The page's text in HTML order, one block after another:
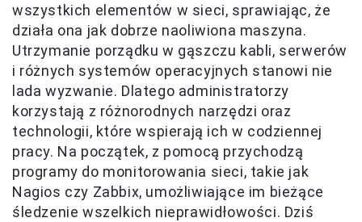
wszystkich elementów w sieci, sprawiając, że
działa ona jak dobrze naoliwiona maszyna.
Utrzymanie porządku w gąszczu kabli, serwerów
i różnych systemów operacyjnych stanowi nie
lada wyzwanie. Dlatego administratorzy
korzystają z różnorodnych narzędzi oraz
technologii, które wspierają ich w codziennej
pracy. Na początek, z pomocą przychodzą
programy do monitorowania sieci, takie jak
Nagios czy Zabbix, umożliwiające im bieżące
śledzenie wszelkich nieprawidłowości. Dziś